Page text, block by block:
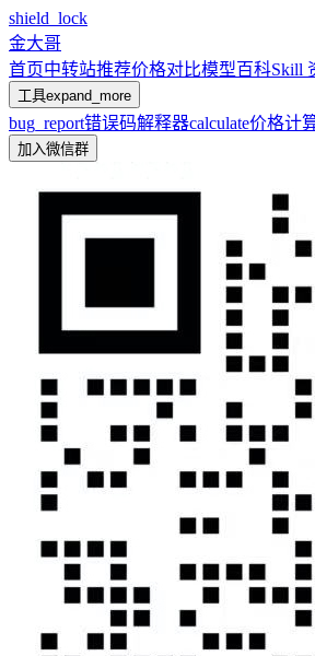
shield_lock
金大哥
首页中转站推荐价格对比模型百科Skill
工具expand_more
bug_report错误码解释器calculate价格计
加入微信群